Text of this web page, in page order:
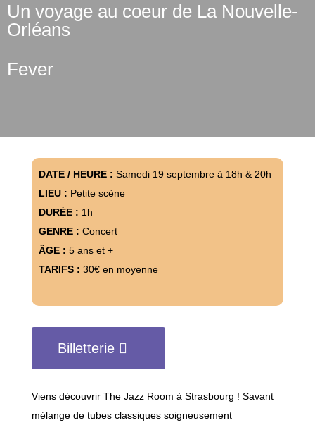
Un voyage au coeur de La Nouvelle-
Orléans
Fever
Viens découvrir The Jazz Room à Strasbourg ! Savant
mélange de tubes classiques soigneusement
DATE / HEURE : Samedi 19 septembre à 18h & 20h
LIEU : Petite scène
DURÉE : 1h
GENRE : Concert
ÂGE : 5 ans et +
TARIFS : 30€ en moyenne
Billetterie